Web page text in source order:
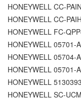
HONEYWELL CC-
HONEYWELL CC-
HONEYWELL FC-
HONEYWELL 05701-
HONEYWELL 05704-
HONEYWELL 05701-
HONEYWELL
HONEYWELL SC-